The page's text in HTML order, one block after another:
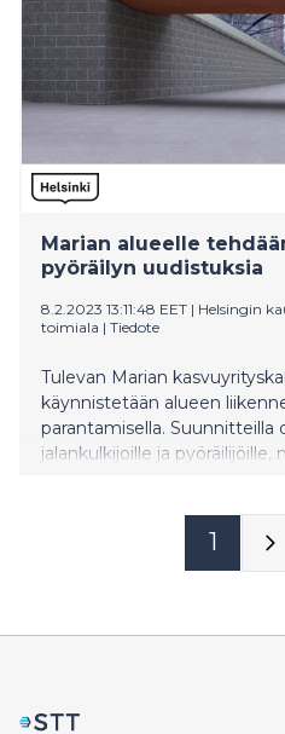
Marian alueelle
pyöräilyn uudistuksia
8.2.2023 13:11:48 EET | Helsingin
toimiala | Tiedote
Tulevan Marian
käynnistetään alueen
parantamisella. Suunnitteilla
jalankulkijoille ja pyöräilijöille,
alueelle rakennetaan pieni
1